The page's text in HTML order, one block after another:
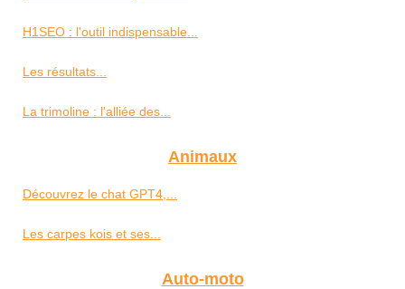
H1SEO : l'outil indispensable...
Les résultats...
La trimoline : l'alliée des...
Animaux
Découvrez le chat GPT4,...
Les carpes kois et ses...
Auto-moto